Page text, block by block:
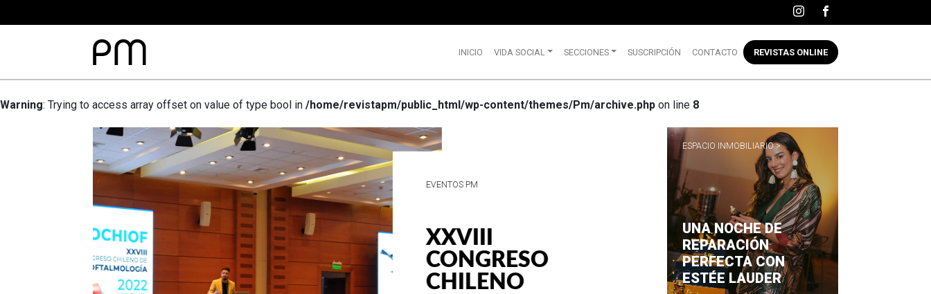
INICIO VIDA SOCIAL SECCIONES SUSCRIPCIÓN CONTACTO REVISTAS ONLINE
Warning: Trying to access array offset on value of type bool in /home/revistapm/public_html/wp-content/themes/Pm/archive.php on line 8
CELEBRA
SUS 75
ESPACIO INMOBILIARIO >
UNA NOCHE DE
REPARACIÓN
PERFECTA CON
ESTÉE LAUDER